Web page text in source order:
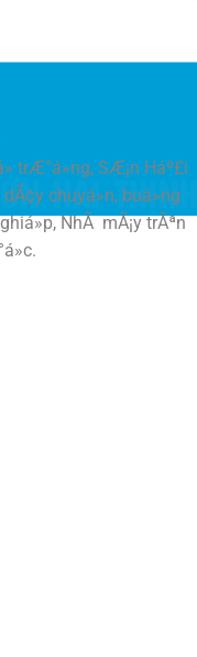
trÆ°á»ng, SÆ¡n Háº£i
chuyá»n, buá»ng
NhÃ mÃ¡y trÃªn